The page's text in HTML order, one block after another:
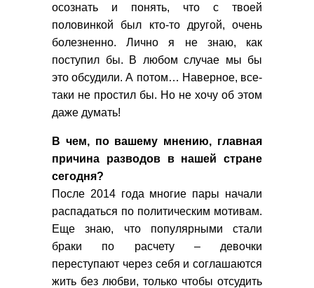
осознать и понять, что с твоей
половинкой был кто-то другой, очень
болезненно. Лично я не знаю, как
поступил бы. В любом случае мы бы
это обсудили. А потом… Наверное, все-
таки не простил бы. Но не хочу об этом
даже думать!
В чем, по вашему мнению, главная
причина разводов в нашей стране
сегодня?
После 2014 года многие пары начали
распадаться по политическим мотивам.
Еще знаю, что популярными стали
браки по расчету – девочки
переступают через себя и соглашаются
жить без любви, только чтобы отсудить